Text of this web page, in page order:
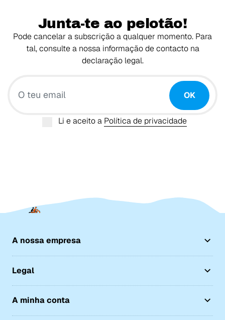
Junta-te ao pelotão!
Pode cancelar a subscrição a qualquer momento. Para
tal, consulte a nossa informação de contacto na
declaração legal.
OK
Li e aceito a Política de privacidade
A nossa empresa
Legal
A minha conta